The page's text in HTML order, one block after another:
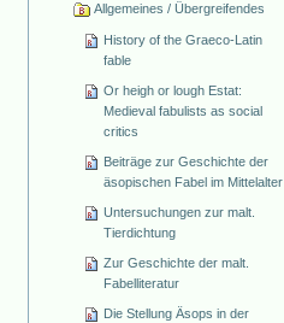
Allgemeines / Übergreifendes
History of the Graeco-Latin
fable
Or heigh or lough Estat:
Medieval fabulists as social
critics
Beiträge zur Geschichte der
äsopischen Fabel im Mittelalter
Untersuchungen zur malt.
Tierdichtung
Zur Geschichte der malt.
Fabelliteratur
Die Stellung Äsops in der